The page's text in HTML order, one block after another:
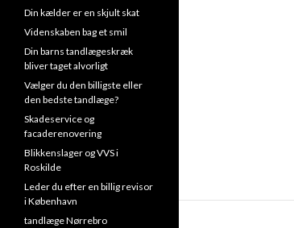
Din kælder er en skjult skat
Videnskaben bag et smil
Din barns tandlægeskræk
bliver taget alvorligt
Vælger du den billigste eller
den bedste tandlæge?
Skadeservice og
facaderenovering
Blikkenslager og VVS i
Roskilde
Leder du efter en billig revisor
i København
tandlæge Nørrebro